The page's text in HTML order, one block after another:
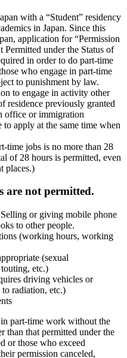
with a “Student” residency
in Japan. Since this
application for “Permission
under the Status of
in order to do part-time
who engage in part-time
to punishment by law.
to engage in activity other
residence previously granted
office or immigration
to apply at the same time when
time jobs is no more than 28
of 28 hours is permitted, even
places.)
are not permitted.
or giving mobile phone
to other people.
(working hours, working
(sexual
touting, etc.)
driving vehicles or
to radiation, etc.)
in part-time work without the
than that permitted under the
or those who exceed
permission canceled,